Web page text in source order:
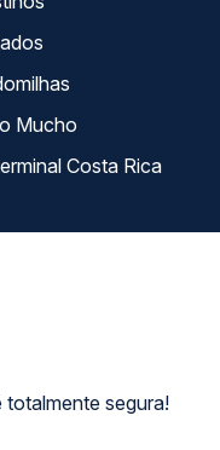
totalmente segura!
Mucho
La terminal Costa Rica